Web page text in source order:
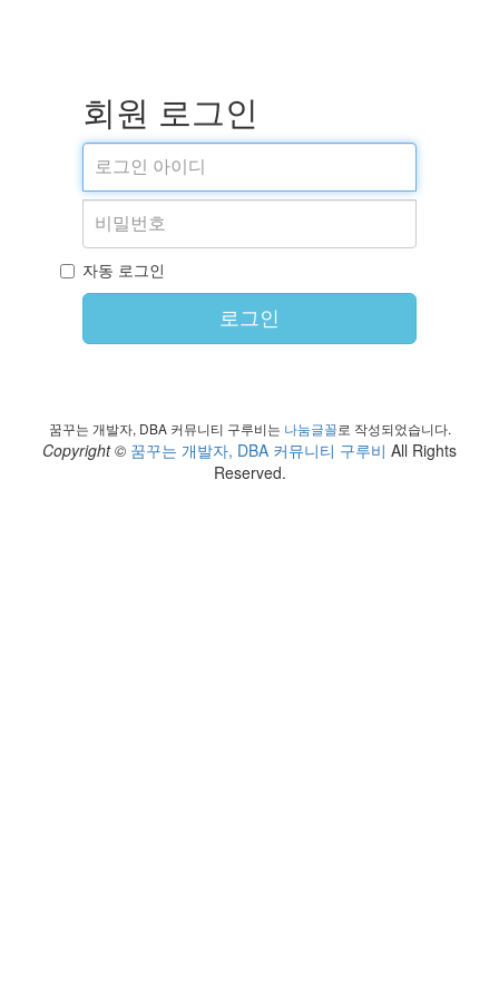
회원 로그인
자동 로그인
로그인
꿈꾸는 개발자, DBA 커뮤니티 구루비는 나눔글꼴로 작성되었습니다.
Copyright © 꿈꾸는 개발자, DBA 커뮤니티 구루비 All Rights
Reserved.